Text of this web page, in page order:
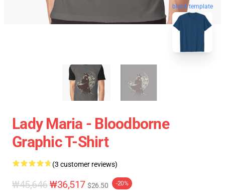
blank template
Lady Maria - Bloodborne
Graphic T-Shirt
(3 customer reviews)
₩45,646₩36,517 $26.50 -20%